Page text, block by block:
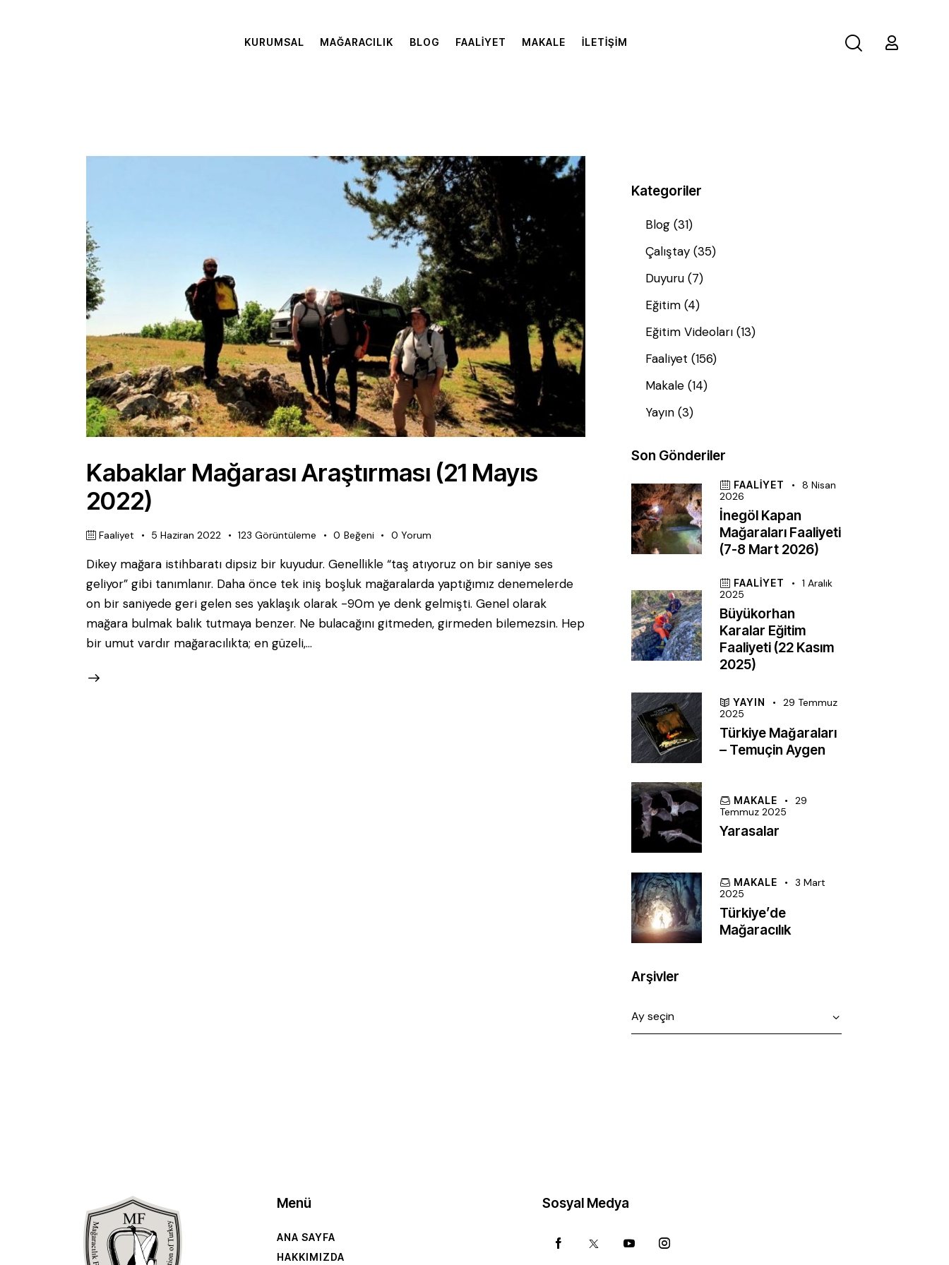
KURUMSAL MAĞARACILIK BLOG FAALIYET MAKALE İLETIŞIM
Kabaklar Mağarası Araştırması (21 Mayıs
2022)
Faaliyet 5 Haziran 2022 123 Görüntüleme 0 Beğeni 0 Yorum
Dikey mağara istihbaratı dipsiz bir kuyudur. Genellikle “taş atıyoruz on bir saniye ses
geliyor” gibi tanımlanır. Daha önce tek iniş boşluk mağaralarda yaptığımız denemelerde
on bir saniyede geri gelen ses yaklaşık olarak -90m ye denk gelmişti. Genel olarak
mağara bulmak balık tutmaya benzer. Ne bulacağını gitmeden, girmeden bilemezsin. Hep
bir umut vardır mağaracılıkta; en güzeli,…
Kategoriler
Blog (31)
Çalıştay (35)
Duyuru (7)
Eğitim (4)
Eğitim Videoları (13)
Faaliyet (156)
Makale (14)
Yayın (3)
Son Gönderiler
FAALIYET
8 Nisan
2026
İnegöl Kapan
Mağaraları Faaliyeti
(7-8 Mart 2026)
FAALIYET
1 Aralık
2025
Büyükorhan
Karalar Eğitim
Faaliyeti (22 Kasım
2025)
YAYIN
29 Temmuz
2025
Türkiye Mağaraları
– Temuçin Aygen
MAKALE
29
Temmuz 2025
Yarasalar
MAKALE
3 Mart
2025
Türkiye’de
Mağaracılık
Arşivler
Menü
ANA SAYFA
HAKKIMIZDA
Sosyal Medya